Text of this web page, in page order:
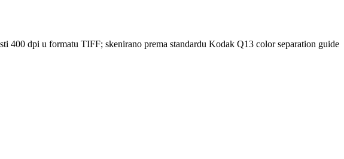
400 dpi u formatu TIFF; skenirano prema standardu Kodak Q13 color separation guide